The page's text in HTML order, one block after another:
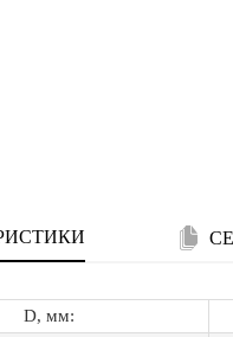
D, мм: